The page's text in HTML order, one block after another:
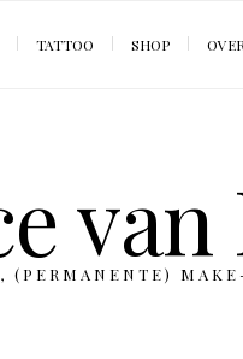
TATTOO SHOP
(PERMANENTE)